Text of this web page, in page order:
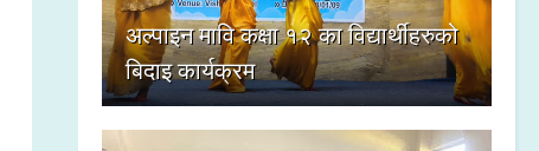
अल्पाइन मावि कक्षा १२ का विद्यार्थीहरुको
बिदाइ कार्यक्रम